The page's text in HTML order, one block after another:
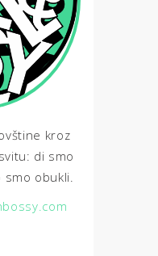
kroz
di smo
smo obukli.